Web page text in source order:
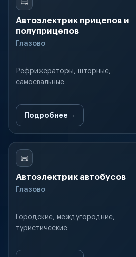
Автоэлектрик прицепов и
полуприцепов
Глазово
Рефрижераторы, шторные,
самосвальные
Подробнее
Автоэлектрик автобусов
Глазово
Городские, междугородние,
туристические